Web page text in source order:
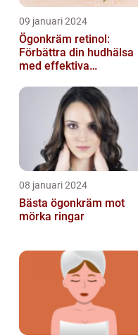
09 januari 2024
Ögonkräm retinol:
Förbättra din hudhälsa
med effektiva
08 januari 2024
Bästa ögonkräm mot
mörka ringar